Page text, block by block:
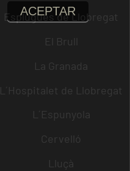
Esplugues de Llobregat
El Brull
La Granada
L´Hospitalet de Llobregat
L´Espunyola
Cervelló
Lluçà
ACEPTAR